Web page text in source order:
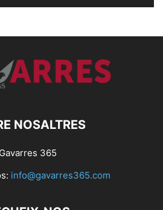
NOSALTRES
Gavarres 365
info@gavarres365.com